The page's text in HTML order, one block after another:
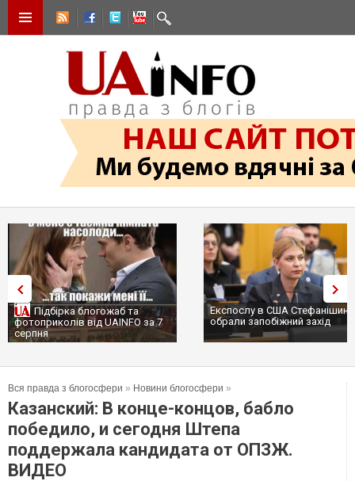
Підбірка блогожаб та
фотоприколів від UAINFO за 7
серпня
Експослу в США
обрали запобіжний захід
Вся правда з блогосфери » Новини блогосфери »
Казанский: В конце-концов, бабло
победило, и сегодня Штепа
поддержала кандидата от ОПЗЖ.
ВИДЕО